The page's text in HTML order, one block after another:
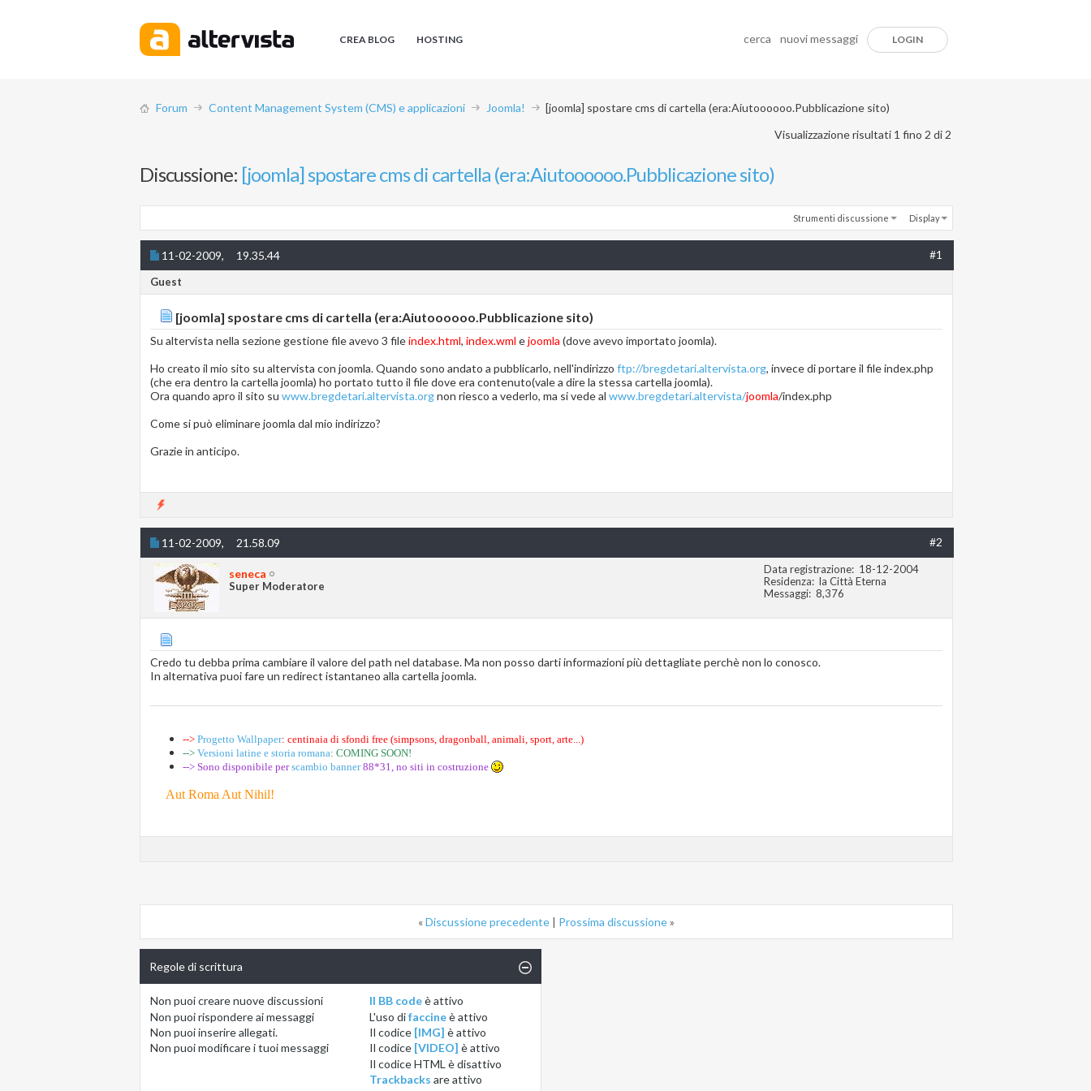
CREA BLOG HOSTING cerca nuovi messaggi LOGIN
Forum Content Management System (CMS) e applicazioni Joomla!
[joomla] spostare cms di cartella (era:Aiutoooooo.Pubblicazione sito)
Visualizzazione risultati 1 fino 2 di 2
Discussione: [joomla] spostare cms di cartella (era:Aiutoooooo.Pubblicazione sito)
Strumenti discussione Display
11-02-2009, 19.35.44 #1
Guest
[joomla] spostare cms di cartella (era:Aiutoooooo.Pubblicazione sito)
Su altervista nella sezione gestione file avevo 3 fileindex.html, index.wml ejoomla (dove avevo importato joomla).
Ho creato il mio sito su altervista con joomla. Quando sono andato a pubblicarlo, nell'indirizzo ftp://bregdetari.altervista.org, invece di portare il file index.php
(che era dentro la cartella joomla) ho portato tutto il file dove era contenuto(vale a dire la stessa cartella joomla).
Ora quando apro il sito su www.bregdetari.altervista.orgnon riesco a vederlo, ma si vede al www.bregdetari.altervista/joomla/index.php
Come si può eliminare joomla dal mio indirizzo?
Grazie in anticipo.
11-02-2009, 21.58.09 #2
seneca
Super Moderatore
Data registrazione
18-12-2004
Residenza
la Città Eterna
Messaggi 8,376
Credo tu debba prima cambiare il valore del path nel database. Ma non posso darti informazioni più dettagliate perchè non lo conosco.
In alternativa puoi fare un redirect istantaneo alla cartella joomla.
--> Progetto Wallpaper: centinaia di sfondi free (simpsons, dragonball, animali, sport, arte...)
--> Versioni latine e storia romana: COMING SOON!
--> Sono disponibile perscambio banner88*31, no siti in costruzione
Aut Roma Aut Nihil!
«Discussione precedente | Prossima discussione»
Regole di scrittura
Non puoicreare nuove discussioni
Non puoirispondere ai messaggi
Non puoiinserire allegati.
Non puoimodificare i tuoi messaggi
Il BB codeèattivo
L'uso difaccineèattivo
Il codice [IMG] èattivo
Il codice [VIDEO] èattivo
Il codice HTML èdisattivo
Trackbacks areattivo